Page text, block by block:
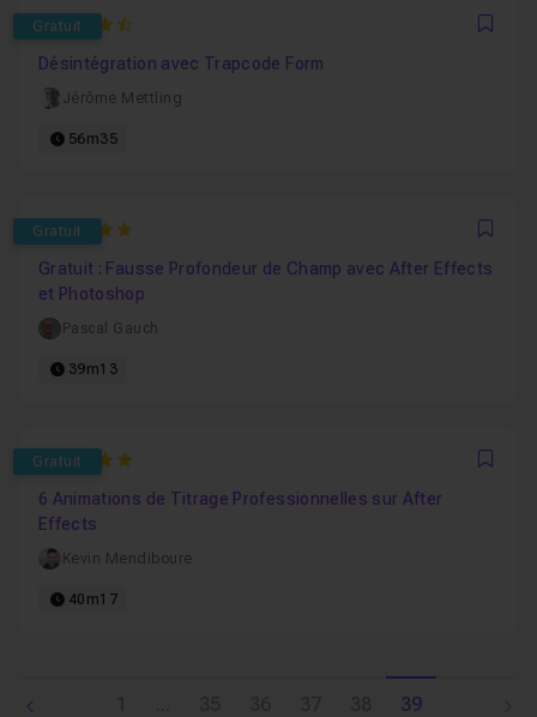
Gratuit
4.8181818181818
Désintégration avec Trapcode Form
Jérôme Mettling
56m35
Gratuit
5
Gratuit : Fausse Profondeur de Champ avec After Effects
et Photoshop
Pascal Gauch
39m13
Gratuit
5
6 Animations de Titrage Professionnelles sur After
Effects
Kevin Mendiboure
40m17
39